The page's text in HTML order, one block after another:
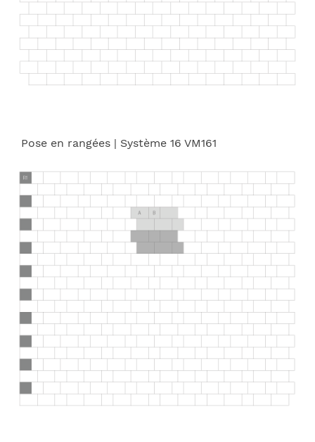
Pose en rangées | Système 16 VM161